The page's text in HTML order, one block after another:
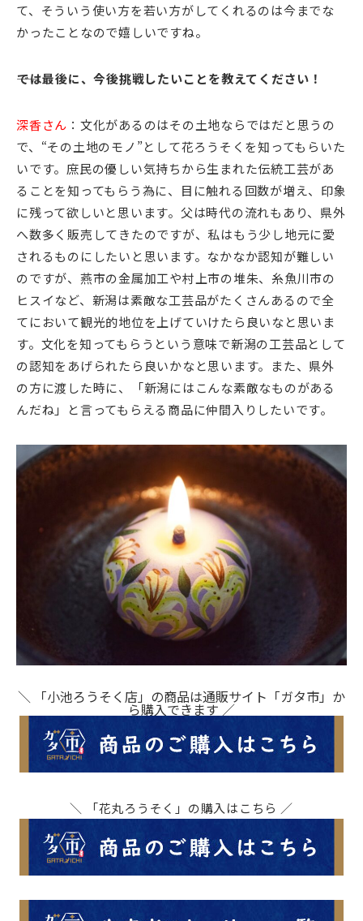
て、そういう使い方を若い方がしてくれるのは今までな
かったことなので嬉しいですね。
――では最後に、今後挑戦したいことを教えてください！
深香さん ：文化があるのはその土地ならではだと思うの
で、“その土地のモノ”として花ろうそくを知ってもらいた
いです。庶民の優しい気持ちから生まれた伝統工芸があ
ることを知ってもらう為に、目に触れる回数が増え、印象
に残って欲しいと思います。父は時代の流れもあり、県外
へ数多く販売してきたのですが、私はもう少し地元に愛
されるものにしたいと思います。なかなか認知が難しい
のですが、燕市の金属加工や村上市の堆朱、糸魚川市の
ヒスイなど、新潟は素敵な工芸品がたくさんあるので全
てにおいて観光的地位を上げていけたら良いなと思いま
す。文化を知ってもらうという意味で新潟の工芸品として
の認知をあげられたら良いかなと思います。また、県外
の方に渡した時に、「新潟にはこんな素敵なものがある
んだね」と言ってもらえる商品に仲間入りしたいです。
＼ 「小池ろうそく店」の商品は通販サイト「ガタ市」か
ら購入できます ／
＼ 「花丸ろうそく」の購入はこちら ／